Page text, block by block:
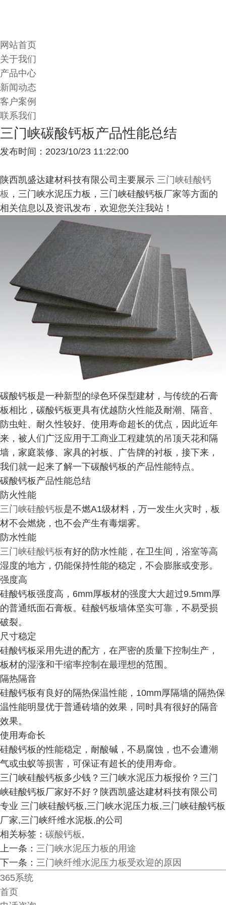
网站首页
关于我们
产品中心
新闻动态
客户案例
联系我们
三门峡碳酸钙板产品性能总结
发布时间：2023/10/23 11:22:00
陕西凯盛达建材科技有限公司主要展示 三门峡硅酸钙
板 ，三门峡水泥压力板，三门峡硅酸钙板厂家等方面的
相关信息以及资讯发布，欢迎您关注我站！
碳酸钙板是一种新型的绿色环保型建材，与传统的石膏
板相比，碳酸钙板更具有优越防火性能及耐潮、隔音、
防虫蛀、耐久性较好、使用寿命超长的优点，因此近年
来，被人们广泛应用于工商业工程建筑的吊顶天花和隔
墙，家庭装修、家具的衬板、广告牌的衬板，接下来，
我们就一起来了解一下碳酸钙板的产品性能特点。
碳酸钙板产品性能总结
防火性能
三门峡硅酸钙板是不燃A1级材料，万一发生火灾时，板
材不会燃烧，也不会产生有毒烟雾。
防水性能
三门峡硅酸钙板有好的防水性能，在卫生间，浴室等高
湿度的地方，仍能保持性能的稳定，不会膨胀或变形。
强度高
硅酸钙板强度高，6mm厚板材的强度大大超过9.5mm厚
的普通纸面石膏板。硅酸钙板墙体坚实可靠，不易受损
破裂。
尺寸稳定
硅酸钙板采用先进的配方，在严密的质量下控制生产，
板材的湿涨和干缩率控制在最理想的范围。
隔热隔音
硅酸钙板有良好的隔热保温性能，10mm厚隔墙的隔热保
温性能明显优于普通砖墙的效果，同时具有很好的隔音
效果。
使用寿命长
硅酸钙板的性能稳定，耐酸碱，不易腐蚀，也不会遭潮
气或虫蚁等损害，可保证有超长的使用寿命。
三门峡硅酸钙板多少钱？三门峡水泥压力板报价？三门
峡硅酸钙板厂家好不好？陕西凯盛达建材科技有限公司
专业 三门峡硅酸钙板,三门峡水泥压力板,三门峡硅酸钙板
厂家,三门峡纤维水泥板,的公司
相关标签： 碳酸钙板,
上一条： 三门峡水泥压力板的用途
下一条： 三门峡纤维水泥压力板受欢迎的原因
365系统
首页